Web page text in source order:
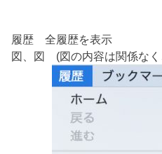
履歴 全履歴を表示
図、図 (図の内容は関係な